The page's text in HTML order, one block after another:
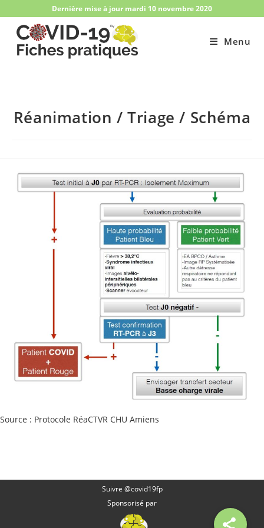
content
Dernière mise à jour mardi 10 novembre 2020
Menu
Réanimation / Triage / Schéma
Source : Protocole RéaCTVR CHU Amiens
Suivre @covid19fp
Sponsorisé par